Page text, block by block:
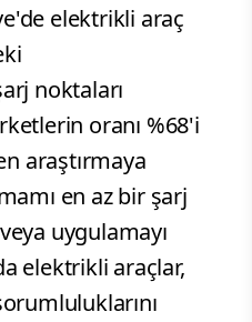
elektrikli araç
noktaları
oranı %68'i
araştırmaya
en az bir şarj
uygulamayı
elektrikli araçlar,